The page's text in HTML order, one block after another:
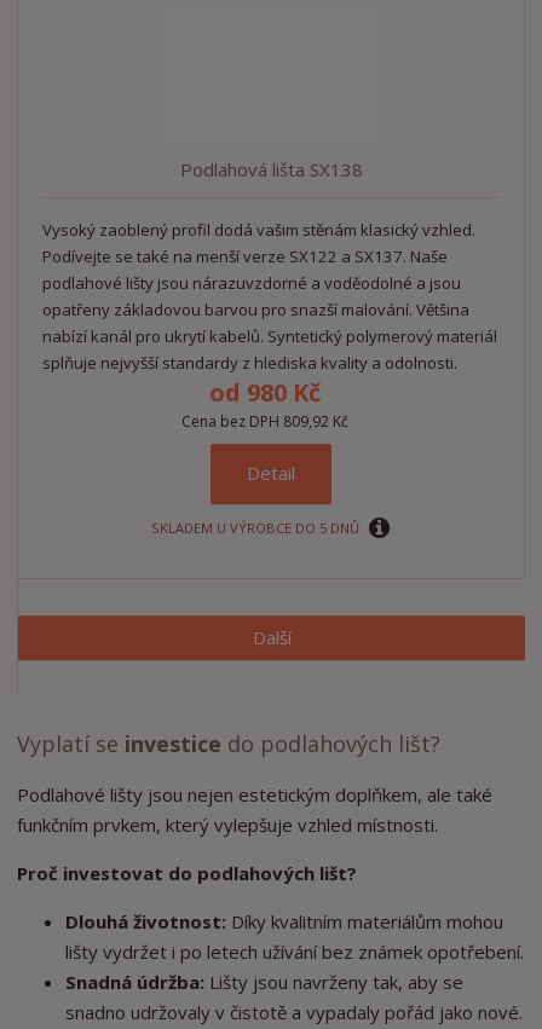
Podlahová lišta SX138
Vysoký zaoblený profil dodá vašim stěnám klasický vzhled.
Podívejte se také na menší verze SX122 a SX137. Naše
podlahové lišty jsou nárazuvzdorné a voděodolné a jsou
opatřeny základovou barvou pro snazší malování. Většina
nabízí kanál pro ukrytí kabelů. Syntetický polymerový materiál
splňuje nejvyšší standardy z hlediska kvality a odolnosti.
od 980 Kč
Cena bez DPH 809,92 Kč
Detail
SKLADEM U VÝROBCE DO 5 DNŮ
Další
Vyplatí se investice do podlahových lišt?
Podlahové lišty jsou nejen estetickým doplňkem, ale také
funkčním prvkem, který vylepšuje vzhled místnosti.
Proč investovat do podlahových lišt?
Dlouhá životnost: Díky kvalitním materiálům mohou
lišty vydržet i po letech užívání bez známek opotřebení.
Snadná údržba: Lišty jsou navrženy tak, aby se
snadno udržovaly v čistotě a vypadaly pořád jako nové.